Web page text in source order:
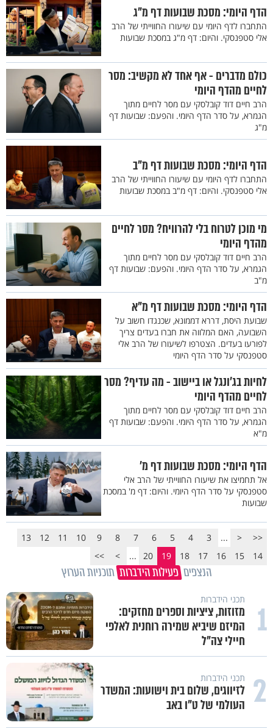
הדף היומי: מסכת שבועות דף מ"ג
התחברו לדף היומי עם שיעורו החווייתי של הרב
אלי סטפנסקי. והיום: דף מ"ג במסכת שבועות
כולם מדברים - אף אחד לא מקשיב: מסר
לחיים מהדף היומי
הרב חיים דוד קובלסקי עם מסר לחיים מתוך
הגמרא, על סדר הדף היומי. והפעם: שבועות דף
מ"ג
הדף היומי: מסכת שבועות דף מ"ב
התחברו לדף היומי עם שיעורו החווייתי של הרב
אלי סטפנסקי. והיום: דף מ"ב במסכת שבועות
מי מוכן לטרוח בלי להרוויח? מסר לחיים
מהדף היומי
הרב חיים דוד קובלסקי עם מסר לחיים מתוך
הגמרא, על סדר הדף היומי. והפעם: שבועות דף
מ"ב
הדף היומי: מסכת שבועות דף מ"א
שבועת היסת, דררא דממונא, שכנגדו חשוב על
השבועה, האם המלווה את חברו בעדים צריך
לפורעו בעדים. הצטרפו לשיעורו של הרב אלי
סטפנסקי על סדר הדף היומי
לחיות בג'ונגל או ביישוב - מה עדיף? מסר
לחיים מהדף היומי
הרב חיים דוד קובלסקי עם מסר לחיים מתוך
הגמרא, על סדר הדף היומי. והפעם: שבועות דף
מ"א
הדף היומי: מסכת שבועות דף מ'
אל תחמיצו את שיעורו החווייתי של הרב אלי
סטפנסקי על סדר הדף היומי. והיום: דף מ' במסכת
שבועות
<<
<
...
3
4
5
6
7
8
9
10
11
12
13
14
15
16
17
18
19
20
...
>
>>
הנצפים פעילות הידברות תוכניות הערוץ
1 תכני הידברות
מזוזות, ציציות וספרים מחזקים:
המיזם שיביא שמירה רוחנית לאלפי
חיילי צה"ל
2 תכני הידברות
לזיווגים, שלום בית וישועות: המשדר
העולמי של ט"ו באב